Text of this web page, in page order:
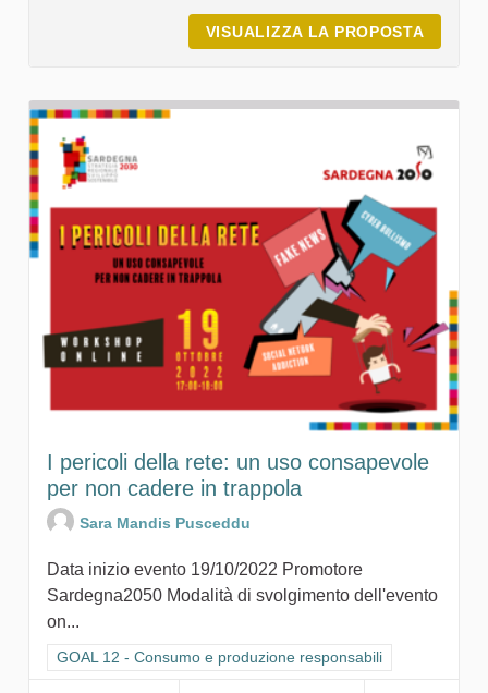
VISUALIZZA LA PROPOSTA
I pericoli della rete: un uso consapevole
per non cadere in trappola
Sara Mandis Pusceddu
Data inizio evento 19/10/2022 Promotore
Sardegna2050 Modalità di svolgimento dell'evento
on...
Filtra i risultati per categoria: GOAL 12 - Consumo e
GOAL 12 - Consumo e produzione responsabili